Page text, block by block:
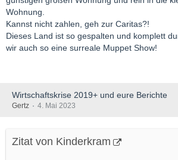
Wohnung.
Kannst nicht zahlen, geh zur Caritas?!
Dieses Land ist so gespalten und komplett
wir auch so eine surreale Muppet Show!
Wirtschaftskrise 2019+ und eure Berichte
Gertz 4. Mai 2023
Zitat von Kinderkram